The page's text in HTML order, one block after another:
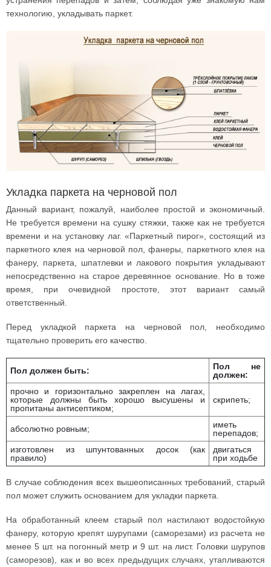
технологию, укладывать паркет.
Укладка паркета на черновой пол
Данный вариант, пожалуй, наиболее простой и экономичный.
Не требуется времени на сушку стяжки, также как не требуется
времени и на установку лаг. «Паркетный пирог», состоящий из
паркетного клея на черновой пол, фанеры, паркетного клея на
фанеру, паркета, шпатлевки и лакового покрытия укладывают
непосредственно на старое деревянное основание. Но в тоже
время, при очевидной простоте, этот вариант самый
ответственный.
Перед укладкой паркета на черновой пол, необходимо
тщательно проверить его качество.
Пол должен быть:
Пол не
должен:
прочно и горизонтально закреплен на лагах,
которые должны быть хорошо высушены и
пропитаны антисептиком;
скрипеть;
абсолютно ровным;
иметь
перепадов;
изготовлен из шпунтованных досок (как
правило)
двигаться
при ходьбе
В случае соблюдения всех вышеописанных требований, старый
пол может служить основанием для укладки паркета.
На обработанный клеем старый пол настилают водостойкую
фанеру, которую крепят шурупами (саморезами) из расчета не
менее 5 шт. на погонный метр и 9 шт. на лист. Головки шурупов
(саморезов), как и во всех предыдущих случаях, утапливаются